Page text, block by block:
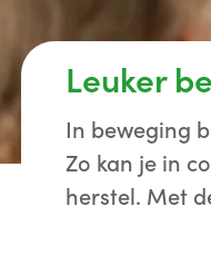
Leuker
In beweging
Zo kan je in
herstel. Met